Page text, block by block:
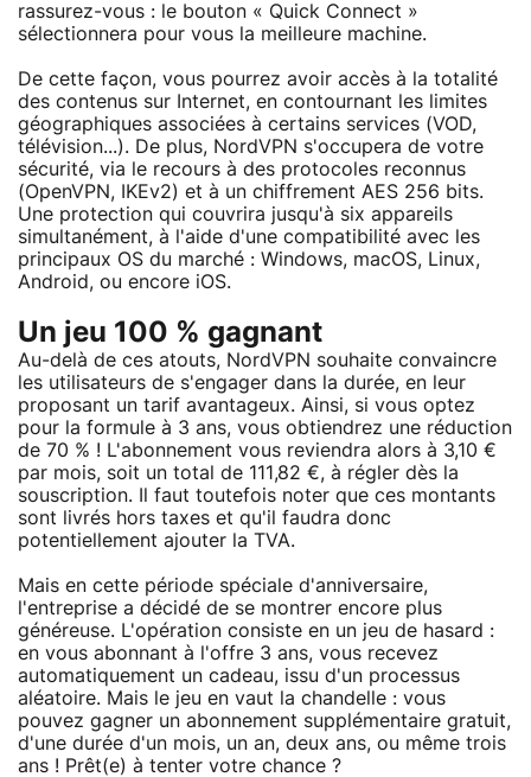
rassurez-vous : le bouton « Quick Connect »
sélectionnera pour vous la meilleure machine.
De cette façon, vous pourrez avoir accès à la totalité
des contenus sur Internet, en contournant les limites
géographiques associées à certains services (VOD,
télévision...). De plus, NordVPN s'occupera de votre
sécurité, via le recours à des protocoles reconnus
(OpenVPN, IKEv2) et à un chiffrement AES 256 bits.
Une protection qui couvrira jusqu'à six appareils
simultanément, à l'aide d'une compatibilité avec les
principaux OS du marché : Windows, macOS, Linux,
Android, ou encore iOS.
Un jeu 100 % gagnant
Au-delà de ces atouts, NordVPN souhaite convaincre
les utilisateurs de s'engager dans la durée, en leur
proposant un tarif avantageux. Ainsi, si vous optez
pour la formule à 3 ans, vous obtiendrez une réduction
de 70 % ! L'abonnement vous reviendra alors à 3,10 €
par mois, soit un total de 111,82 €, à régler dès la
souscription. Il faut toutefois noter que ces montants
sont livrés hors taxes et qu'il faudra donc
potentiellement ajouter la TVA.
Mais en cette période spéciale d'anniversaire,
l'entreprise a décidé de se montrer encore plus
généreuse. L'opération consiste en un jeu de hasard :
en vous abonnant à l'offre 3 ans, vous recevez
automatiquement un cadeau, issu d'un processus
aléatoire. Mais le jeu en vaut la chandelle : vous
pouvez gagner un abonnement supplémentaire gratuit,
d'une durée d'un mois, un an, deux ans, ou même trois
ans ! Prêt(e) à tenter votre chance ?